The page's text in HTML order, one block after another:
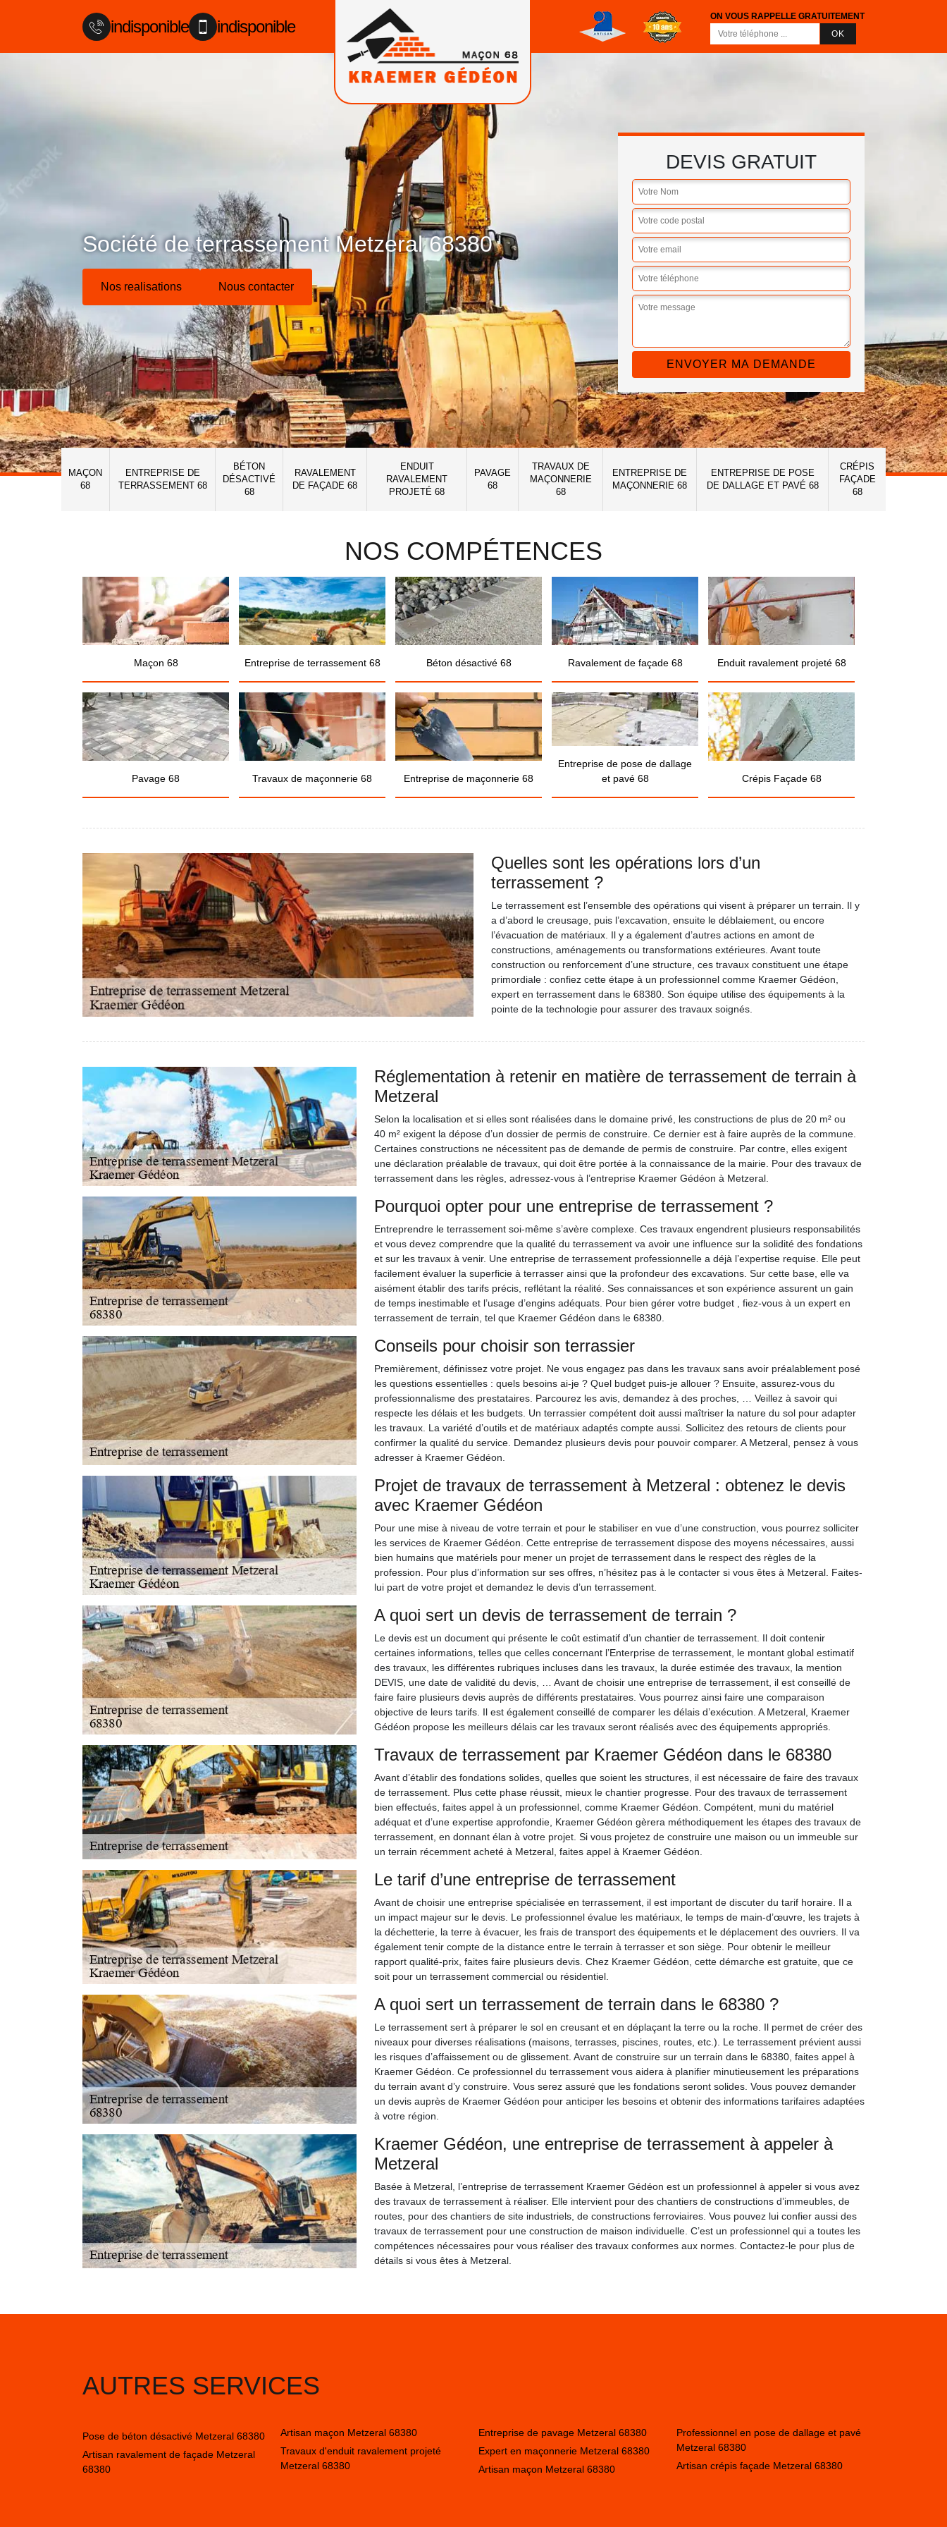
indisponible indisponible
ON VOUS RAPPELLE GRATUITEMENT
Société de terrassement Metzeral 68380
Nos realisations Nous contacter
DEVIS GRATUIT
MAÇON
68
ENTREPRISE DE
TERRASSEMENT 68
BÉTON
DÉSACTIVÉ
68
RAVALEMENT
DE FAÇADE 68
ENDUIT
RAVALEMENT
PROJETÉ 68
PAVAGE
68
TRAVAUX DE
MAÇONNERIE
68
ENTREPRISE DE
MAÇONNERIE 68
ENTREPRISE DE POSE
DE DALLAGE ET PAVÉ 68
CRÉPIS
FAÇADE
68
NOS COMPÉTENCES
Maçon 68 Entreprise de terrassement 68 Béton désactivé 68 Ravalement de façade 68 Enduit ravalement projeté 68
Pavage 68 Travaux de maçonnerie 68 Entreprise de maçonnerie 68
Entreprise de pose de dallage
et pavé 68
Crépis Façade 68
Quelles sont les opérations lors d’un
terrassement ?
Le terrassement est l’ensemble des opérations qui visent à préparer un terrain. Il y
a d’abord le creusage, puis l’excavation, ensuite le déblaiement, ou encore
l’évacuation de matériaux. Il y a également d’autres actions en amont de
constructions, aménagements ou transformations extérieures. Avant toute
construction ou renforcement d’une structure, ces travaux constituent une étape
primordiale : confiez cette étape à un professionnel comme Kraemer Gédéon,
expert en terrassement dans le 68380. Son équipe utilise des équipements à la
pointe de la technologie pour assurer des travaux soignés.
Réglementation à retenir en matière de terrassement de terrain à
Metzeral
Selon la localisation et si elles sont réalisées dans le domaine privé, les constructions de plus de 20 m² ou
40 m² exigent la dépose d’un dossier de permis de construire. Ce dernier est à faire auprès de la commune.
Certaines constructions ne nécessitent pas de demande de permis de construire. Par contre, elles exigent
une déclaration préalable de travaux, qui doit être portée à la connaissance de la mairie. Pour des travaux de
terrassement dans les règles, adressez-vous à l’entreprise Kraemer Gédéon à Metzeral.
Pourquoi opter pour une entreprise de terrassement ?
Entreprendre le terrassement soi-même s’avère complexe. Ces travaux engendrent plusieurs responsabilités
et vous devez comprendre que la qualité du terrassement va avoir une influence sur la solidité des fondations
et sur les travaux à venir. Une entreprise de terrassement professionnelle a déjà l’expertise requise. Elle peut
facilement évaluer la superficie à terrasser ainsi que la profondeur des excavations. Sur cette base, elle va
aisément établir des tarifs précis, reflétant la réalité. Ses connaissances et son expérience assurent un gain
de temps inestimable et l’usage d’engins adéquats. Pour bien gérer votre budget , fiez-vous à un expert en
terrassement de terrain, tel que Kraemer Gédéon dans le 68380.
Conseils pour choisir son terrassier
Premièrement, définissez votre projet. Ne vous engagez pas dans les travaux sans avoir préalablement posé
les questions essentielles : quels besoins ai-je ? Quel budget puis-je allouer ? Ensuite, assurez-vous du
professionnalisme des prestataires. Parcourez les avis, demandez à des proches, … Veillez à savoir qui
respecte les délais et les budgets. Un terrassier compétent doit aussi maîtriser la nature du sol pour adapter
les travaux. La variété d’outils et de matériaux adaptés compte aussi. Sollicitez des retours de clients pour
confirmer la qualité du service. Demandez plusieurs devis pour pouvoir comparer. A Metzeral, pensez à vous
adresser à Kraemer Gédéon.
Projet de travaux de terrassement à Metzeral : obtenez le devis
avec Kraemer Gédéon
Pour une mise à niveau de votre terrain et pour le stabiliser en vue d’une construction, vous pourrez solliciter
les services de Kraemer Gédéon. Cette entreprise de terrassement dispose des moyens nécessaires, aussi
bien humains que matériels pour mener un projet de terrassement dans le respect des règles de la
profession. Pour plus d’information sur ses offres, n’hésitez pas à le contacter si vous êtes à Metzeral. Faites-
lui part de votre projet et demandez le devis d’un terrassement.
A quoi sert un devis de terrassement de terrain ?
Le devis est un document qui présente le coût estimatif d’un chantier de terrassement. Il doit contenir
certaines informations, telles que celles concernant l’Enterprise de terrassement, le montant global estimatif
des travaux, les différentes rubriques incluses dans les travaux, la durée estimée des travaux, la mention
DEVIS, une date de validité du devis, … Avant de choisir une entreprise de terrassement, il est conseillé de
faire faire plusieurs devis auprès de différents prestataires. Vous pourrez ainsi faire une comparaison
objective de leurs tarifs. Il est également conseillé de comparer les délais d’exécution. A Metzeral, Kraemer
Gédéon propose les meilleurs délais car les travaux seront réalisés avec des équipements appropriés.
Travaux de terrassement par Kraemer Gédéon dans le 68380
Avant d’établir des fondations solides, quelles que soient les structures, il est nécessaire de faire des travaux
de terrassement. Plus cette phase réussit, mieux le chantier progresse. Pour des travaux de terrassement
bien effectués, faites appel à un professionnel, comme Kraemer Gédéon. Compétent, muni du matériel
adéquat et d’une expertise approfondie, Kraemer Gédéon gèrera méthodiquement les étapes des travaux de
terrassement, en donnant élan à votre projet. Si vous projetez de construire une maison ou un immeuble sur
un terrain récemment acheté à Metzeral, faites appel à Kraemer Gédéon.
Le tarif d’une entreprise de terrassement
Avant de choisir une entreprise spécialisée en terrassement, il est important de discuter du tarif horaire. Il a
un impact majeur sur le devis. Le professionnel évalue les matériaux, le temps de main-d’œuvre, les trajets à
la déchetterie, la terre à évacuer, les frais de transport des équipements et le déplacement des ouvriers. Il va
également tenir compte de la distance entre le terrain à terrasser et son siège. Pour obtenir le meilleur
rapport qualité-prix, faites faire plusieurs devis. Chez Kraemer Gédéon, cette démarche est gratuite, que ce
soit pour un terrassement commercial ou résidentiel.
A quoi sert un terrassement de terrain dans le 68380 ?
Le terrassement sert à préparer le sol en creusant et en déplaçant la terre ou la roche. Il permet de créer des
niveaux pour diverses réalisations (maisons, terrasses, piscines, routes, etc.). Le terrassement prévient aussi
les risques d’affaissement ou de glissement. Avant de construire sur un terrain dans le 68380, faites appel à
Kraemer Gédéon. Ce professionnel du terrassement vous aidera à planifier minutieusement les préparations
du terrain avant d’y construire. Vous serez assuré que les fondations seront solides. Vous pouvez demander
un devis auprès de Kraemer Gédéon pour anticiper les besoins et obtenir des informations tarifaires adaptées
à votre région.
Kraemer Gédéon, une entreprise de terrassement à appeler à
Metzeral
Basée à Metzeral, l’entreprise de terrassement Kraemer Gédéon est un professionnel à appeler si vous avez
des travaux de terrassement à réaliser. Elle intervient pour des chantiers de constructions d’immeubles, de
routes, pour des chantiers de site industriels, de constructions ferroviaires. Vous pouvez lui confier aussi des
travaux de terrassement pour une construction de maison individuelle. C’est un professionnel qui a toutes les
compétences nécessaires pour vous réaliser des travaux conformes aux normes. Contactez-le pour plus de
détails si vous êtes à Metzeral.
AUTRES SERVICES
Pose de béton désactivé Metzeral 68380
Artisan ravalement de façade Metzeral
68380
Artisan maçon Metzeral 68380
Travaux d'enduit ravalement projeté
Metzeral 68380
Entreprise de pavage Metzeral 68380
Expert en maçonnerie Metzeral 68380
Artisan maçon Metzeral 68380
Professionnel en pose de dallage et pavé
Metzeral 68380
Artisan crépis façade Metzeral 68380